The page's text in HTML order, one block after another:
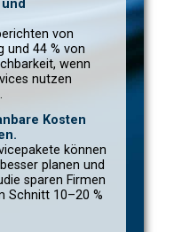
von
und 44 % von
wenn
nutzen
Kosten
können
planen und
sparen Firmen
Schnitt 10–20 %